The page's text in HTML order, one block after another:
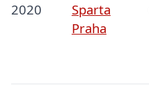
2020
Sparta
Praha